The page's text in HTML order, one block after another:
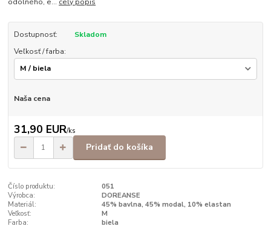
Dostupnosť:
Skladom
Veľkosť / farba:
Naša cena
31,90 EUR/ks
Pridať do košíka
Číslo produktu:
051
Výrobca:
DOREANSE
Materiál:
45% bavlna, 45% modal, 10% elastan
Veľkosť:
M
Farba:
biela